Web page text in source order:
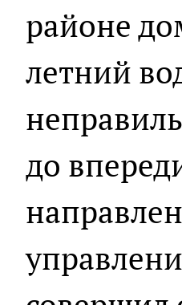
районе
летний
до